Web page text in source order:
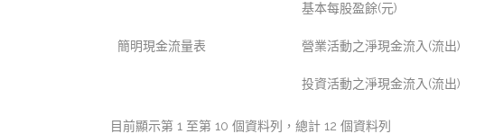
基本每股盈餘(元)
簡明現金流量表 營業活動之淨現金流入(流出)
投資活動之淨現金流入(流出)
目前顯示第 1 至第 10 個資料列，總計 12 個資料列